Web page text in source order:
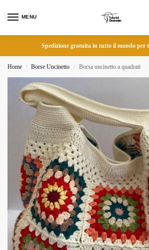
MENU
Spedizione gratuita in tutto il mondo per
Home / Borse Uncinetto / Borsa uncinetto a quadrati